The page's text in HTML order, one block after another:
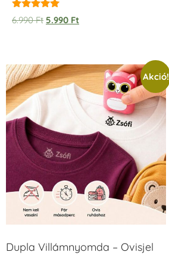
Értékelés:
5.00
6.990Ft 5.990 Ft
Akció!
Dupla Villámnyomda – Ovisjel